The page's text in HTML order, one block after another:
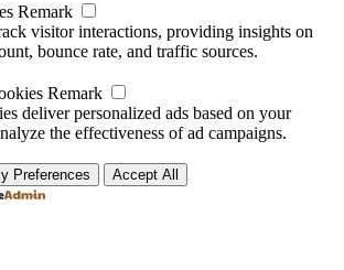
Remark
visitor interactions, providing insights on
bounce rate, and traffic sources.
Remark
deliver personalized ads based on your
the effectiveness of ad campaigns.
Preferences Accept All